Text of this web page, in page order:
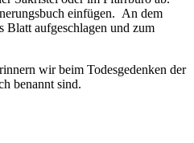
einfügen. An dem
Blatt aufgeschlagen und zum
wir beim Todesgedenken der
benannt sind.